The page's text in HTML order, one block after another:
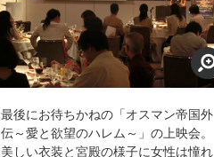
最後にお待ちかねの「オスマン帝国外
伝～愛と欲望のハレム～」の上映会。
美しい衣装と宮殿の様子に女性は憧れ